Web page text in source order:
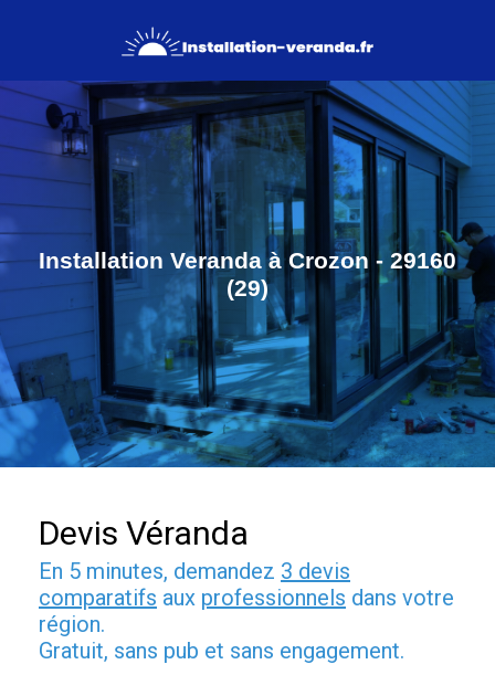
Installation Veranda à Crozon - 29160
(29)
Devis Véranda
En 5 minutes, demandez 3 devis
comparatifs aux professionnels dans votre
région.
Gratuit, sans pub et sans engagement.